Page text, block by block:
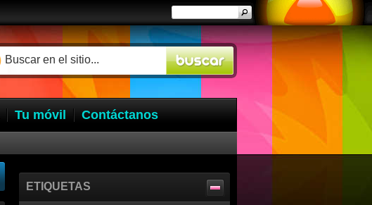
Tu móvil Contáctanos
ETIQUETAS